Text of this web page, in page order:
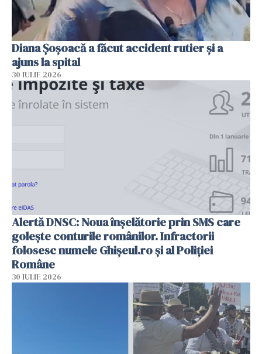
Diana Șoșoacă a făcut accident rutier și a
ajuns la spital
30 IULIE 2026
Alertă DNSC: Noua înșelătorie prin SMS care
golește conturile românilor. Infractorii
folosesc numele Ghișeul.ro și al Poliției
Române
30 IULIE 2026